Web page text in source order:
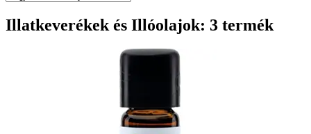
Illatkeverékek és Illóolajok: 3 termék